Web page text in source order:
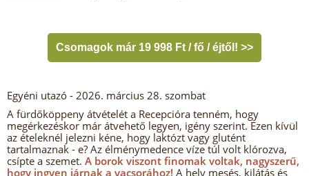
Csomagok már 19 998 Ft / fő / éjtől! >>
Egyéni utazó - 2026. március 28. szombat
A fürdőköppeny átvételét a Recepcióra tenném, hogy
megérkezéskor már átvehető legyen, igény szerint. Ezen kívül
az ételeknél jelezni kéne, hogy laktózt vagy glutént
tartalmaznak - e? Az élménymedence víze túl volt klórozva,
csípte a szemet. A borok viszont finomak voltak, nagyszerű,
hogy ingyen járnak a vacsorához! A hely mesés, kilátás és